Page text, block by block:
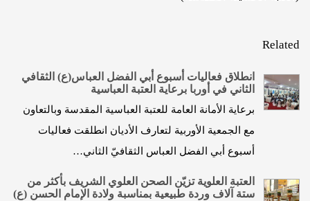
Related
انطلاق فعاليات أسبوع أبي الفضل العباس(ع) الثقافي
الثاني في أوربا برعاية العتبة العباسية
برعاية الأمانة العامة للعتبة العباسية المقدسة وبالتعاون
مع الجمعية الأوربية لتعارف الأديان انطلقت فعاليات
أسبوع أبي الفضل العباس الثقافيّ الثاني…
العتبة العلوية تزيّن الصحن العلوي الشريف بأكثر من
ستة آلاف وردة طبيعية بمناسبة ولادة الإمام الحسن (ع)